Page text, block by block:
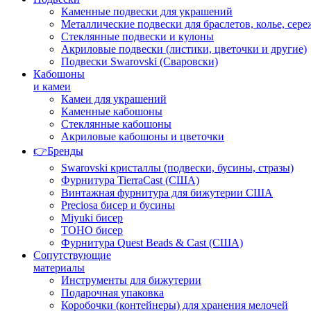
Каменные подвески для украшений
Металлические подвески для браслетов, колье,
Стеклянные подвески и кулоны
Акриловые подвески (листики, цветочки и другие)
Подвески Swarovski (Сваровски)
Кабошоны
и камеи
Камеи для украшений
Каменные кабошоны
Стеклянные кабошоны
Акриловые кабошоны и цветочки
👉Бренды
Swarovski кристаллы (подвески, бусины, стразы)
Фурнитура TierraCast (США)
Винтажная фурнитура для бижутерии США
Preciosa бисер и бусины
Miyuki бисер
TOHO бисер
Фурнитура Quest Beads & Cast (США)
Сопутствующие
материалы
Инструменты для бижутерии
Подарочная упаковка
Коробочки (контейнеры) для хранения мелочей